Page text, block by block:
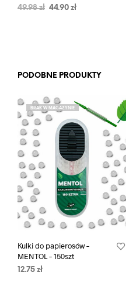
Oceniono
5.00
49.98zł 44.90 zł
PODOBNE PRODUKTY
BRAK W MAGAZYNIE
Kulki do papierosów –
MENTOL – 150szt
12.75 zł